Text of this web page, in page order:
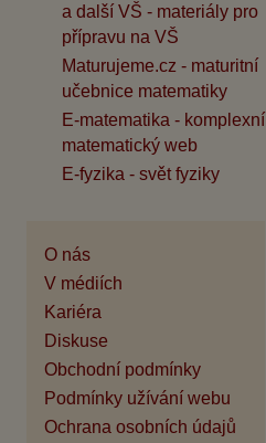
a další VŠ - materiály pro
přípravu na VŠ
Maturujeme.cz - maturitní
učebnice matematiky
E-matematika - komplexní
matematický web
E-fyzika - svět fyziky
O nás
V médiích
Kariéra
Diskuse
Obchodní podmínky
Podmínky užívání webu
Ochrana osobních údajů